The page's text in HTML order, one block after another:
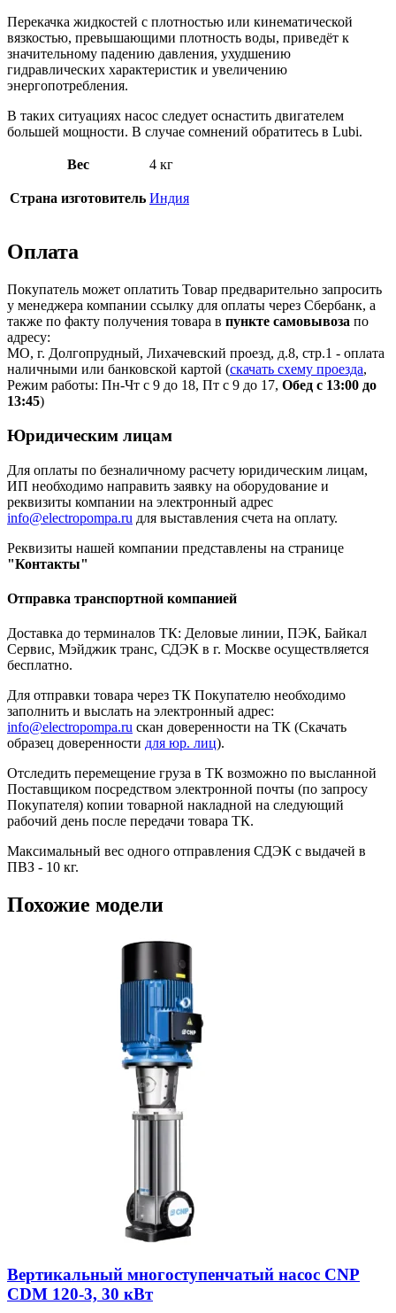
Перекачка жидкостей с плотностью или кинематической
вязкостью, превышающими плотность воды, приведёт к
значительному падению давления, ухудшению
гидравлических характеристик и увеличению
энергопотребления.
В таких ситуациях насос следует оснастить двигателем
большей мощности. В случае сомнений обратитесь в Lubi.
Вес 4 кг
Страна изготовитель Индия
Оплата
Покупатель может оплатить Товар предварительно запросить
у менеджера компании ссылку для оплаты через Сбербанк, а
также по факту получения товара в пункте самовывоза по
адресу:
МО, г. Долгопрудный, Лихачевский проезд, д.8, стр.1 - оплата
наличными или банковской картой (скачать схему проезда,
Режим работы: Пн-Чт с 9 до 18, Пт с 9 до 17, Обед с 13:00 до
13:45)
Юридическим лицам
Для оплаты по безналичному расчету юридическим лицам,
ИП необходимо направить заявку на оборудование и
реквизиты компании на электронный адрес
info@electropompa.ru для выставления счета на оплату.
Реквизиты нашей компании представлены на странице
"Контакты"
Отправка транспортной компанией
Доставка до терминалов ТК: Деловые линии, ПЭК, Байкал
Сервис, Мэйджик транс, СДЭК в г. Москве осуществляется
бесплатно.
Для отправки товара через ТК Покупателю необходимо
заполнить и выслать на электронный адрес:
info@electropompa.ru скан доверенности на ТК (Скачать
образец доверенности для юр. лиц).
Отследить перемещение груза в ТК возможно по высланной
Поставщиком посредством электронной почты (по запросу
Покупателя) копии товарной накладной на следующий
рабочий день после передачи товара ТК.
Максимальный вес одного отправления СДЭК с выдачей в
ПВЗ - 10 кг.
Похожие модели
Вертикальный многоступенчатый насос CNP
CDM 120-3, 30 кВт